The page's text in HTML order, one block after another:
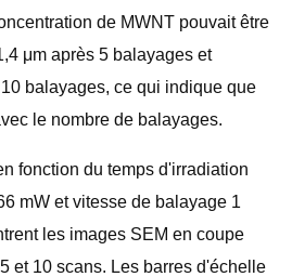
de MWNT pouvait être
μm après 5 balayages et
balayages, ce qui indique que
le nombre de balayages.
fonction du temps d'irradiation
mW et vitesse de balayage 1
les images SEM en coupe
et 10 scans. Les barres d'échelle